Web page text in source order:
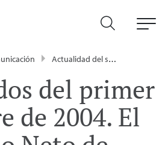
Actualidad del sector energético - Enagás
del primer
de 2004. El